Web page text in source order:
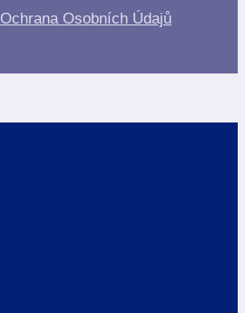
Ochrana Osobních Údajů